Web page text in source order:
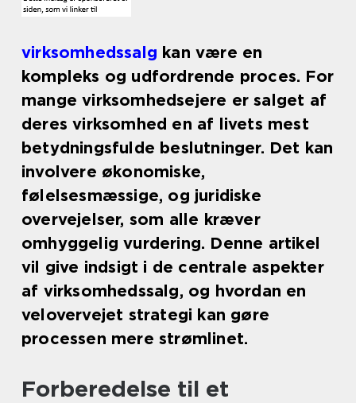
virksomhedssalg kan være en
kompleks og udfordrende proces. For
mange virksomhedsejere er salget af
deres virksomhed en af livets mest
betydningsfulde beslutninger. Det kan
involvere økonomiske,
følelsesmæssige, og juridiske
overvejelser, som alle kræver
omhyggelig vurdering. Denne artikel
vil give indsigt i de centrale aspekter
af virksomhedssalg, og hvordan en
velovervejet strategi kan gøre
processen mere strømlinet.
Forberedelse til et